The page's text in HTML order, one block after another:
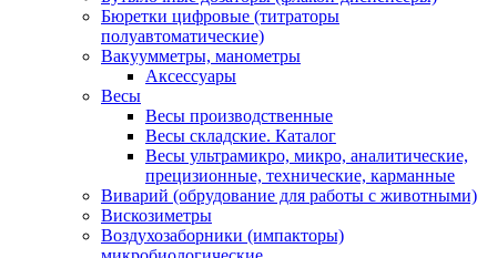
Бюретки цифровые (титраторы
полуавтоматические)
Вакуумметры, манометры
Аксессуары
Весы
Весы производственные
Весы складские. Каталог
Весы ультрамикро, микро, аналитические,
прецизионные, технические, карманные
Виварий (обрудование для работы с животными)
Вискозиметры
Воздухозаборники (импакторы)